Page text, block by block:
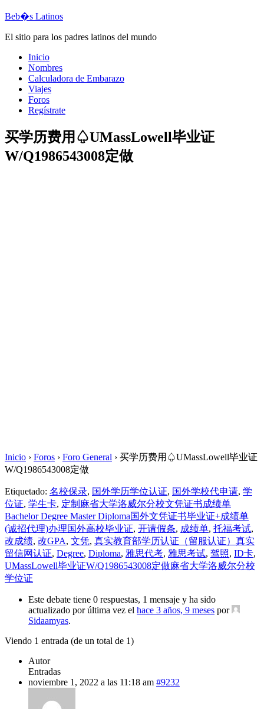
Beb�s Latinos
El sitio para los padres latinos del mundo
Inicio
Nombres
Calculadora de Embarazo
Viajes
Foros
Regístrate
买学历费用♤UMassLowell毕业证
W/Q1986543008定做
Inicio › Foros › Foro General › 买学历费用♤UMassLowell毕业证
W/Q1986543008定做
Etiquetado: 名校保录, 国外学历学位认证, 国外学校代申请, 学
位证, 学生卡, 定制麻省大学洛威尔分校文凭证书成绩单
Bachelor Degree Master Diploma国外文凭证书毕业证+成绩单
(诚招代理)办理国外高校毕业证, 开请假条, 成绩单, 托福考试,
改成绩, 改GPA, 文凭, 真实教育部学历认证（留服认证）真实
留信网认证, Degree, Diploma, 雅思代考, 雅思考试, 驾照, ID卡,
UMassLowell毕业证W/Q1986543008定做麻省大学洛威尔分校
学位证
Este debate tiene 0 respuestas, 1 mensaje y ha sido
actualizado por última vez el hace 3 años, 9 meses por
Sidaamyas.
Viendo 1 entrada (de un total de 1)
Autor
Entradas
noviembre 1, 2022 a las 11:18 am #9232